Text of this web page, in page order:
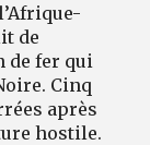
de
de fer qui
Cinq
après
hostile.